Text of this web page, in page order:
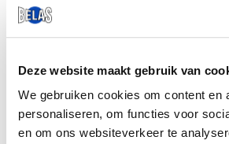
Deze website maakt gebruik van
We gebruiken cookies om content en
personaliseren, om functies voor
en om ons websiteverkeer te